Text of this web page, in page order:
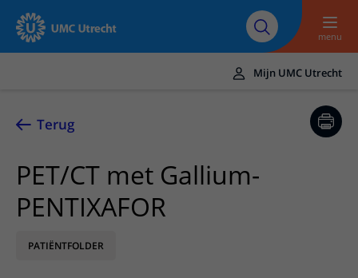
Naar hoofdinhoud
Over UMC
Utrecht
Research
Werken bij het UMC
Utrecht
menu
UMC Utrecht
Zorg en behandeling
Ziekten en aandoeningen
Behandelingen
Afspraak en opname
Afspraak maken of wijzigen
Mijn UMC Utrecht
Terug
PET/CT met Gallium-
PENTIXAFOR
PATIËNTFOLDER